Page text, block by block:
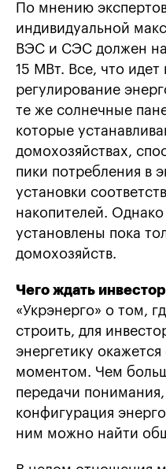
По мнению
индивидуальной
ВЭС и СЭС должен
15 МВт. Все, что
регулирование
те же солнечные
которые
домохозяйствах,
пики потребления в
установки
накопителей.
установлены пока
домохозяйств.
Чего ждать
«Укрэнерго» о том,
строить, для
энергетику
моментом. Чем
передачи
конфигурация
ним можно найти